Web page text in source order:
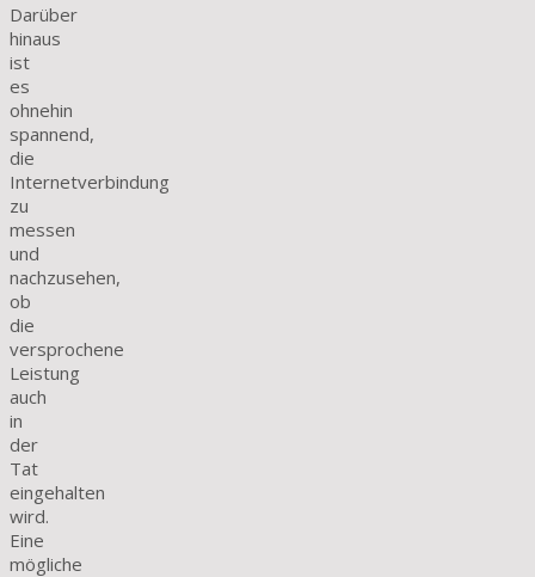
Darüber
hinaus
ist
es
ohnehin
spannend,
die
Internetverbindung
zu
messen
und
nachzusehen,
ob
die
versprochene
Leistung
auch
in
der
Tat
eingehalten
wird.
Eine
mögliche